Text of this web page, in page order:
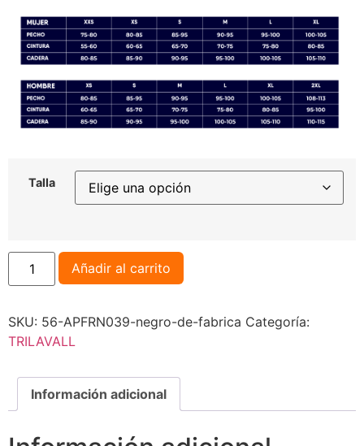
Talla
Añadir al carrito
SKU: 56-APFRN039-negro-de-fabrica Categoría:
TRILAVALL
Información adicional